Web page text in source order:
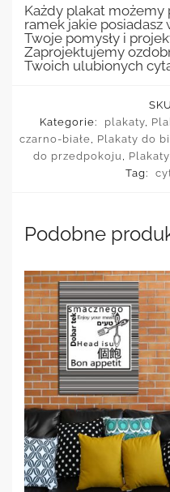
Każdy plakat
ramek jakie
Twoje pomysły i
Zaprojektujemy
Twoich ulubionych
Kategorie:
plakaty
czarno-białe
Plakaty do
do przedpokoju
Tag:
Podobne